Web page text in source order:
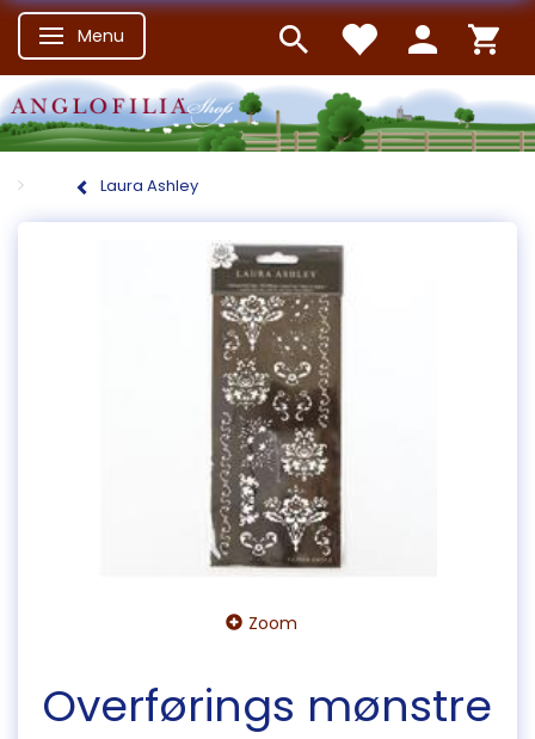
Skifte navigation
Menu
Laura Ashley
Zoom
Overførings mønstre